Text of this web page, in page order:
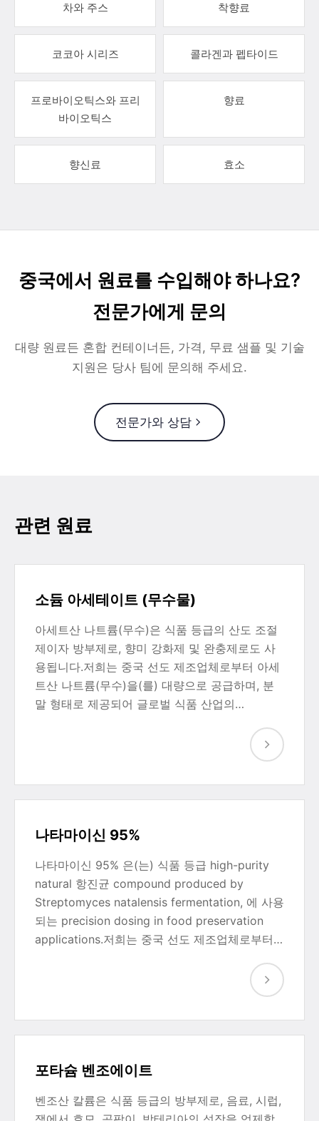
차와 주스 착향료
코코아 시리즈 콜라겐과 펩타이드
프로바이오틱스와 프리
바이오틱스
향료
향신료 효소
중국에서 원료를 수입해야 하나요?
전문가에게 문의
대량 원료든 혼합 컨테이너든, 가격, 무료 샘플 및 기술
지원은 당사 팀에 문의해 주세요.
전문가와 상담
관련 원료
소듐 아세테이트 (무수물)
아세트산 나트륨(무수)은 식품 등급의 산도 조절
제이자 방부제로, 향미 강화제 및 완충제로도 사
용됩니다.저희는 중국 선도 제조업체로부터 아세
트산 나트륨(무수)을(를) 대량으로 공급하며, 분
말 형태로 제공되어 글로벌 식품 산업의…
나타마이신 95%
나타마이신 95% 은(는) 식품 등급 high-purity
natural 항진균 compound produced by
Streptomyces natalensis fermentation, 에 사용
되는 precision dosing in food preservation
applications.저희는 중국 선도 제조업체로부터…
포타슘 벤조에이트
벤조산 칼륨은 식품 등급의 방부제로, 음료, 시럽,